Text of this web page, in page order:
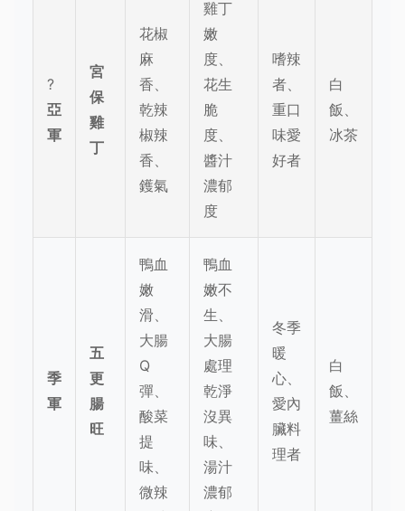
?
亞
軍
宮
保
雞
丁
花椒
麻
香、
乾辣
椒辣
香、
鑊氣
雞丁
嫩
度、
花生
脆
度、
醬汁
濃郁
度
嗜辣
者、
重口
味愛
好者
白
飯、
冰茶
季
軍
五
更
腸
旺
鴨血
嫩
滑、
大腸
Q
彈、
酸菜
提
味、
微辣
鴨血
嫩不
生、
大腸
處理
乾淨
沒異
味、
湯汁
濃郁
冬季
暖
心、
愛內
臟料
理者
白
飯、
薑絲